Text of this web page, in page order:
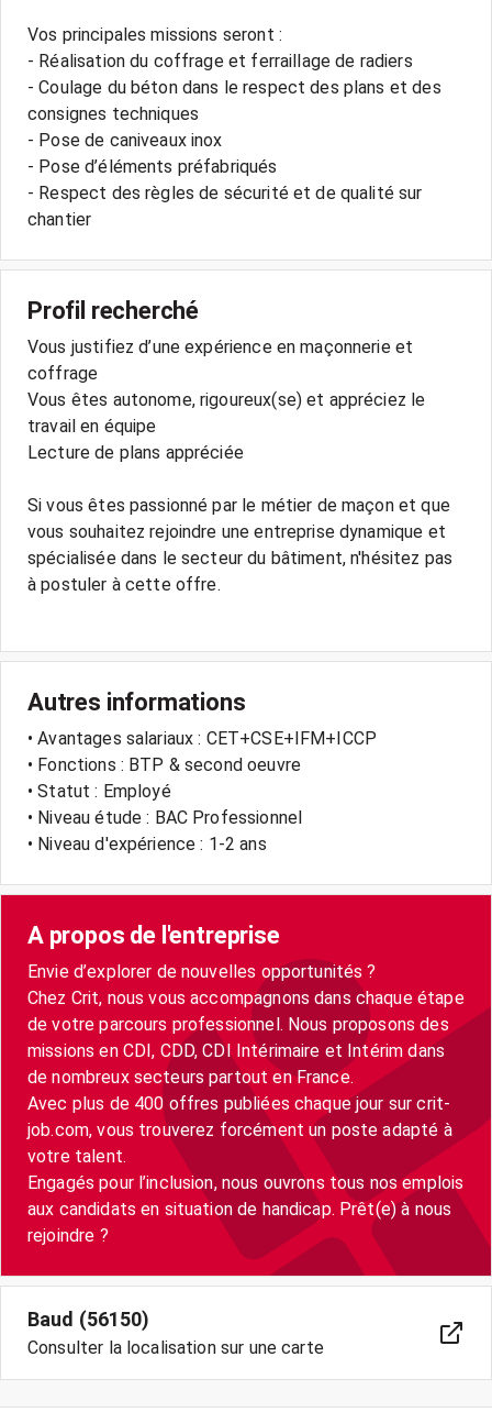
Vos principales missions seront :
- Réalisation du coffrage et ferraillage de radiers
- Coulage du béton dans le respect des plans et des
consignes techniques
- Pose de caniveaux inox
- Pose d’éléments préfabriqués
- Respect des règles de sécurité et de qualité sur
chantier
Profil recherché
Vous justifiez d’une expérience en maçonnerie et
coffrage
Vous êtes autonome, rigoureux(se) et appréciez le
travail en équipe
Lecture de plans appréciée
Si vous êtes passionné par le métier de maçon et que
vous souhaitez rejoindre une entreprise dynamique et
spécialisée dans le secteur du bâtiment, n'hésitez pas
à postuler à cette offre.
Autres informations
• Avantages salariaux : CET+CSE+IFM+ICCP
• Fonctions : BTP & second oeuvre
• Statut : Employé
• Niveau étude : BAC Professionnel
• Niveau d'expérience : 1-2 ans
A propos de l'entreprise
Envie d’explorer de nouvelles opportunités ?
Chez Crit, nous vous accompagnons dans chaque étape
de votre parcours professionnel. Nous proposons des
missions en CDI, CDD, CDI Intérimaire et Intérim dans
de nombreux secteurs partout en France.
Avec plus de 400 offres publiées chaque jour sur crit-
job.com, vous trouverez forcément un poste adapté à
votre talent.
Engagés pour l’inclusion, nous ouvrons tous nos emplois
aux candidats en situation de handicap. Prêt(e) à nous
rejoindre ?
Baud (56150)
Consulter la localisation sur une carte